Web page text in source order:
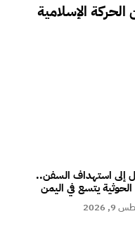
الإسلامية
إلى استهداف السفن..
يتسع في اليمن
2026